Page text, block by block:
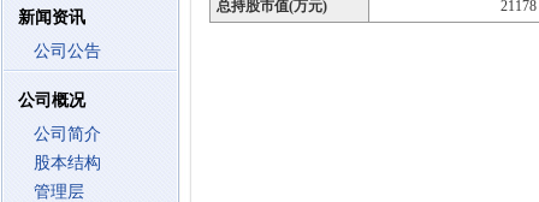
新闻资讯
公司公告
公司概况
公司简介
股本结构
管理层
总持股市值(万元)
21178